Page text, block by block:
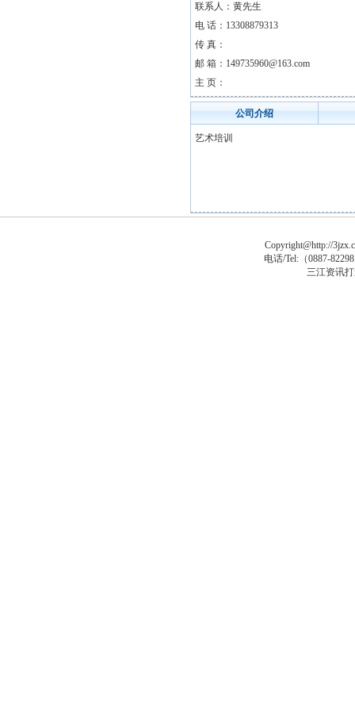
联系人：黄先生
电 话：13308879313
传 真：
邮 箱：149735960@163.com
主 页：
公司介绍
艺术培训
Copyright@http://
电话/Tel:（0887-
三江资讯